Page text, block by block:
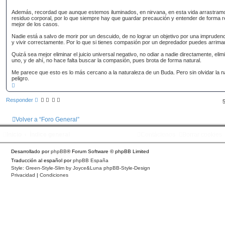
r
n
s
a
j
e
Además, recordad que aunque estemos iluminados, en nirvana, en esta vida
residuo corporal, por lo que siempre hay que guardar precaución y entender de forma
mejor de los casos.
Nadie está a salvo de morir por un descuido, de no lograr un objetivo por una
y vivir correctamente. Por lo que si tienes compasión por un depredador puedes
Quizá sea mejor eliminar el juicio universal negativo, no odiar a nadie directamente,
uno, y de ahí, no hace falta buscar la compasión, pues brota de forma natural.
Me parece que esto es lo más cercano a la naturaleza de un Buda. Pero sin olvidar la
peligro.
i
Responder
Volver a “Foro General”
Desarrollado porphpBB® Forum Software © phpBB Limited
Traducción al español porphpBB España
Style: Green-Style-Slim by Joyce&Luna phpBB-Style-Design
Privacidad | Condiciones